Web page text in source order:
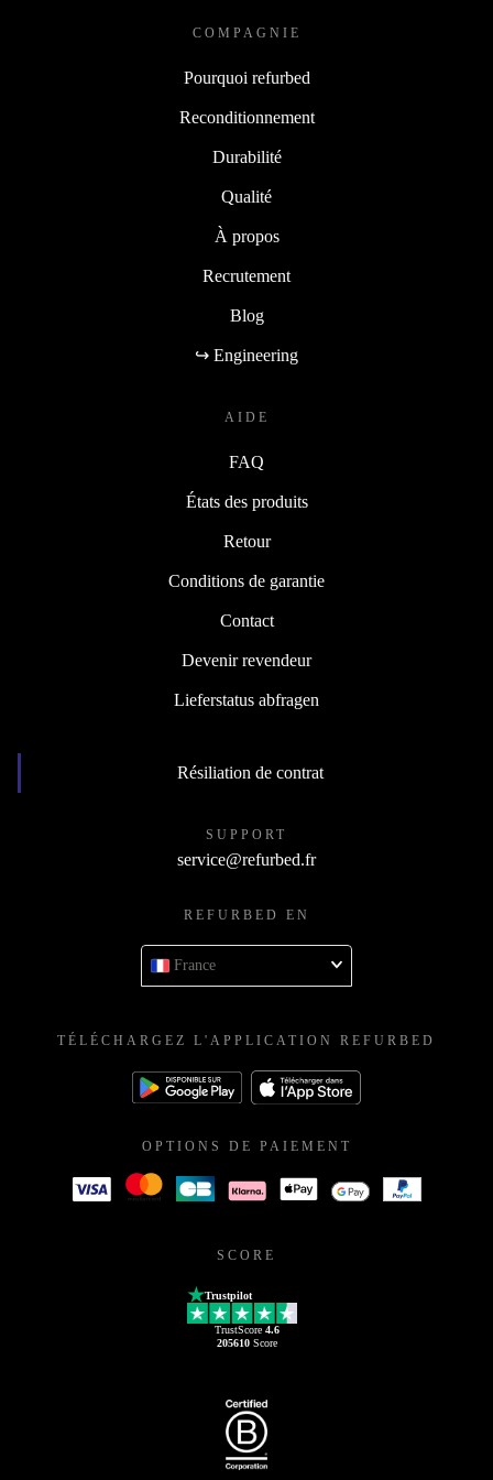
COMPAGNIE
Pourquoi refurbed
Reconditionnement
Durabilité
Qualité
À propos
Recrutement
Blog
↪ Engineering
AIDE
FAQ
États des produits
Retour
Conditions de garantie
Contact
Devenir revendeur
Lieferstatus abfragen
Résiliation de contrat
SUPPORT
service@refurbed.fr
REFURBED EN
France
TÉLÉCHARGEZ L'APPLICATION REFURBED
OPTIONS DE PAIEMENT
SCORE
Trustpilot
TrustScore 4.6
205610Score